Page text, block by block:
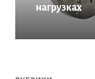
нагрузках